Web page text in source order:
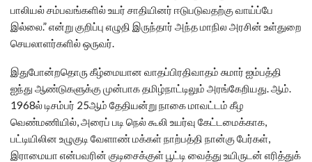
பாலியல் சம்பவங்களில் உயர் சாதியினர் ஈடுபடுவதற்கு வாய்ப்பே
இல்லை.” என்று குறிப்பு எழுதி இருந்தார் அந்த மாநில அரசின் உள்துறை
செயலாளர்களில் ஒருவர்.
இதுபோன்றதொரு கீழ்மையான வாதப்பிரதிவாதம் சுமார் ஐம்பத்தி
ஐந்து ஆண்டுகளுக்கு முன்பாக தமிழ்நாட்டிலும் அரங்கேறியது. ஆம்.
1968ல் டிசம்பர் 25ஆம் தேதியன்று நாகை மாவட்டம் கீழ
வெண்மணியில், அரைப் படி நெல் கூலி உயர்வு கேட்டமைக்காக,
பட்டியிலின உழுகுடி வேளாண் மக்கள் நாற்பத்தி நான்கு பேர்கள்,
இராமையா என்பவரின் குடிசைக்குள் பூட்டி வைத்து உயிருடன் எரித்துக்